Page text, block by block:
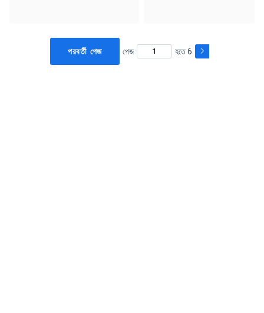
পরবর্তী পেজ পেজ হতে 6